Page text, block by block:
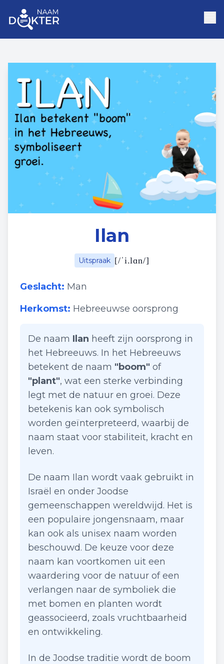
Ilan
Uitspraak [/ˈi.lɑn/]
Geslacht: Man
Herkomst: Hebreeuwse oorsprong
De naam Ilan heeft zijn oorsprong in
het Hebreeuws. In het Hebreeuws
betekent de naam "boom" of
"plant", wat een sterke verbinding
legt met de natuur en groei. Deze
betekenis kan ook symbolisch
worden geïnterpreteerd, waarbij de
naam staat voor stabiliteit, kracht en
leven.
De naam Ilan wordt vaak gebruikt in
Israël en onder Joodse
gemeenschappen wereldwijd. Het is
een populaire jongensnaam, maar
kan ook als unisex naam worden
beschouwd. De keuze voor deze
naam kan voortkomen uit een
waardering voor de natuur of een
verlangen naar de symboliek die
met bomen en planten wordt
geassocieerd, zoals vruchtbaarheid
en ontwikkeling.
In de Joodse traditie wordt de boom